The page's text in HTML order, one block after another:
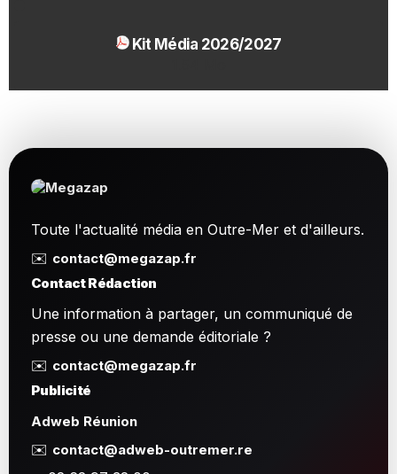
Kit Média 2026/2027
Toute l'actualité média en Outre-Mer et d'ailleurs.
✉️ contact@megazap.fr
Contact Rédaction
Une information à partager, un communiqué de
presse ou une demande éditoriale ?
✉️ contact@megazap.fr
Publicité
Adweb Réunion
✉️ contact@adweb-outremer.re